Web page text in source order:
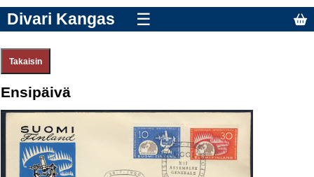
Divari Kangas ☰
Ensipäivä